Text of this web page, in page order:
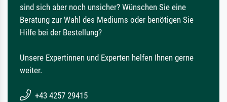
sind sich aber noch unsicher? Wünschen Sie eine
Beratung zur Wahl des Mediums oder benötigen Sie
Hilfe bei der Bestellung?
Unsere Expertinnen und Experten helfen Ihnen gerne
weiter.
+43 4257 29415